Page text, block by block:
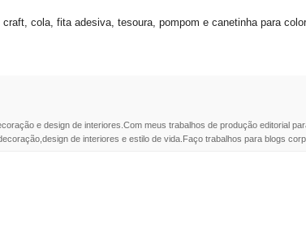
cola, fita adesiva, tesoura, pompom e canetinha para
e design de interiores.Com meus trabalhos de produção editorial
de interiores e estilo de vida.Faço trabalhos para blogs